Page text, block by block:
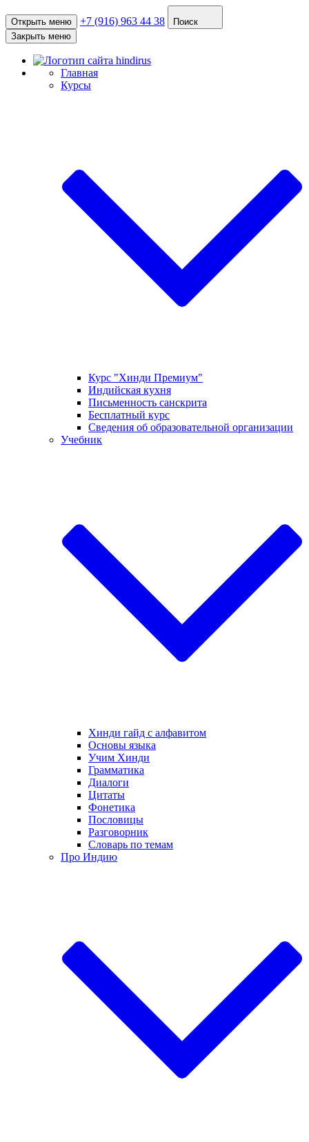
Открыть меню +7 (916) 963 44 38
Поиск
Закрыть меню
Главная
Курсы
Курс "Хинди Премиум"
Индийская кухня
Письменность санскрита
Бесплатный курс
Сведения об образовательной организации
Учебник
Хинди гайд с алфавитом
Основы языка
Учим Хинди
Грамматика
Диалоги
Цитаты
Фонетика
Пословицы
Разговорник
Словарь по темам
Про Индию